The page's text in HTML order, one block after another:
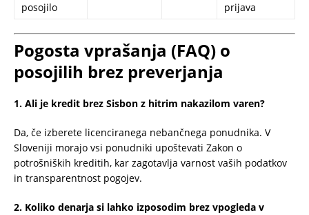
posojilo
prijava
Pogosta vprašanja (FAQ) o
posojilih brez preverjanja
1. Ali je kredit brez Sisbon z hitrim nakazilom varen?
Da, če izberete licenciranega nebančnega ponudnika. V
Sloveniji morajo vsi ponudniki upoštevati Zakon o
potrošniških kreditih, kar zagotavlja varnost vaših podatkov
in transparentnost pogojev.
2. Koliko denarja si lahko izposodim brez vpogleda v